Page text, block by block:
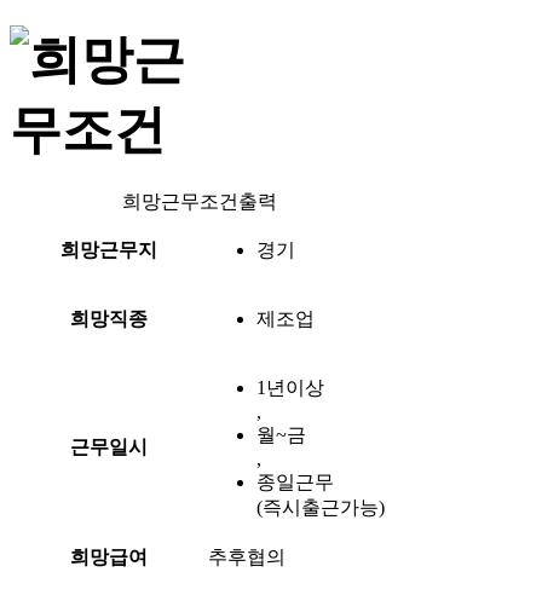
희망근무조건출력
희망근무지 경기
희망직종 제조업
근무일시
1년이상
,
월~금
,
종일근무
(즉시출근가능)
희망급여 추후협의